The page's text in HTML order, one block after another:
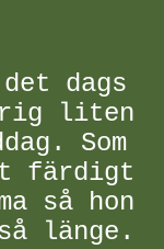
dags
liten
Som
färdigt
så hon
länge.